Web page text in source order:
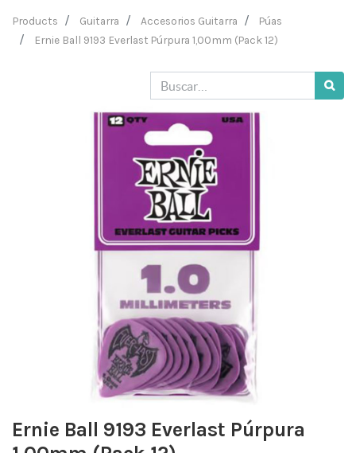
Products Guitarra Accesorios Guitarra
Púas
Ernie Ball 9193 Everlast Púrpura 1,00mm (Pack 12)
Ernie Ball 9193 Everlast Púrpura